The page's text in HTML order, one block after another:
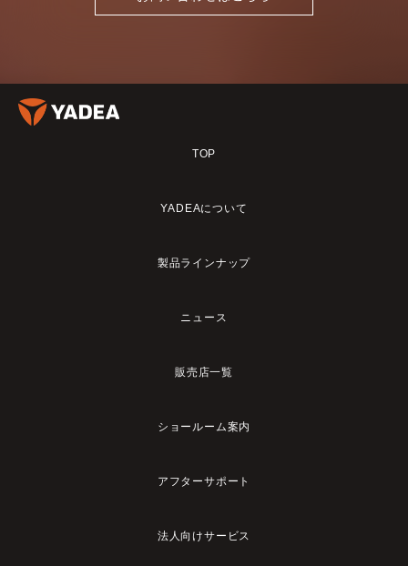
TOP
YADEAについて
製品ラインナップ
ニュース
販売店一覧
ショールーム案内
アフターサポート
法人向けサービス